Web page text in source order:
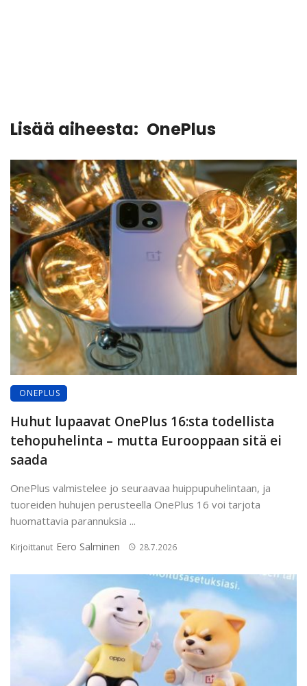
Lisää aiheesta: OnePlus
ONEPLUS
Huhut lupaavat OnePlus 16:sta todellista
tehopuhelinta – mutta Eurooppaan sitä ei
saada
OnePlus valmistelee jo seuraavaa huippupuhelintaan, ja
tuoreiden huhujen perusteella OnePlus 16 voi tarjota
huomattavia parannuksia ...
Kirjoittanut Eero Salminen 28.7.2026